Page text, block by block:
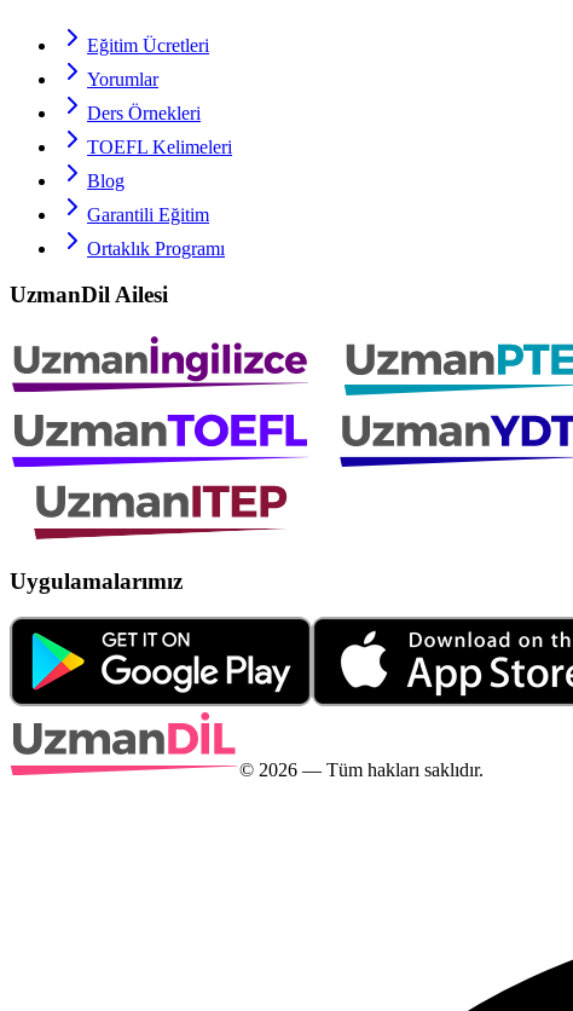
Eğitim Ücretleri
Yorumlar
Ders Örnekleri
TOEFL Kelimeleri
Blog
Garantili Eğitim
Ortaklık Programı
UzmanDil Ailesi
Uygulamalarımız
© 2026 — Tüm hakları saklıdır.